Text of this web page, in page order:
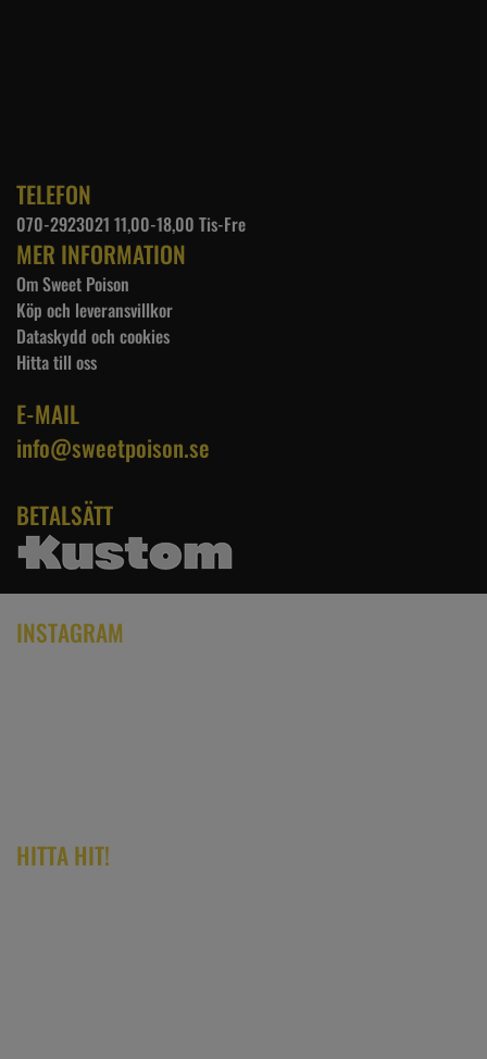
TELEFON
070-2923021 11,00-18,00 Tis-Fre
MER INFORMATION
Om Sweet Poison
Köp och leveransvillkor
Dataskydd och cookies
Hitta till oss
E-MAIL
info@sweetpoison.se
BETALSÄTT
INSTAGRAM
HITTA HIT!